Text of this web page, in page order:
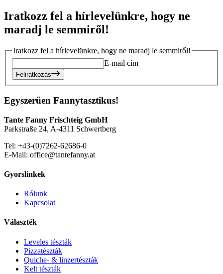
Iratkozz fel a hírlevelünkre, hogy ne
maradj le semmiről!
Iratkozz fel a hírlevelünkre, hogy ne maradj le semmiről!
E-mail cím
Feliratkozás
Egyszerűen Fannytasztikus!
Tante Fanny Frischteig GmbH
Parkstraße 24, A-4311 Schwertberg
Tel: +43-(0)7262-62686-0
E-Mail: office@tantefanny.at
Gyorslinkek
Rólunk
Kapcsolat
Választék
Leveles tészták
Pizzatészták
Quiche- & linzertészták
Kelt tészták